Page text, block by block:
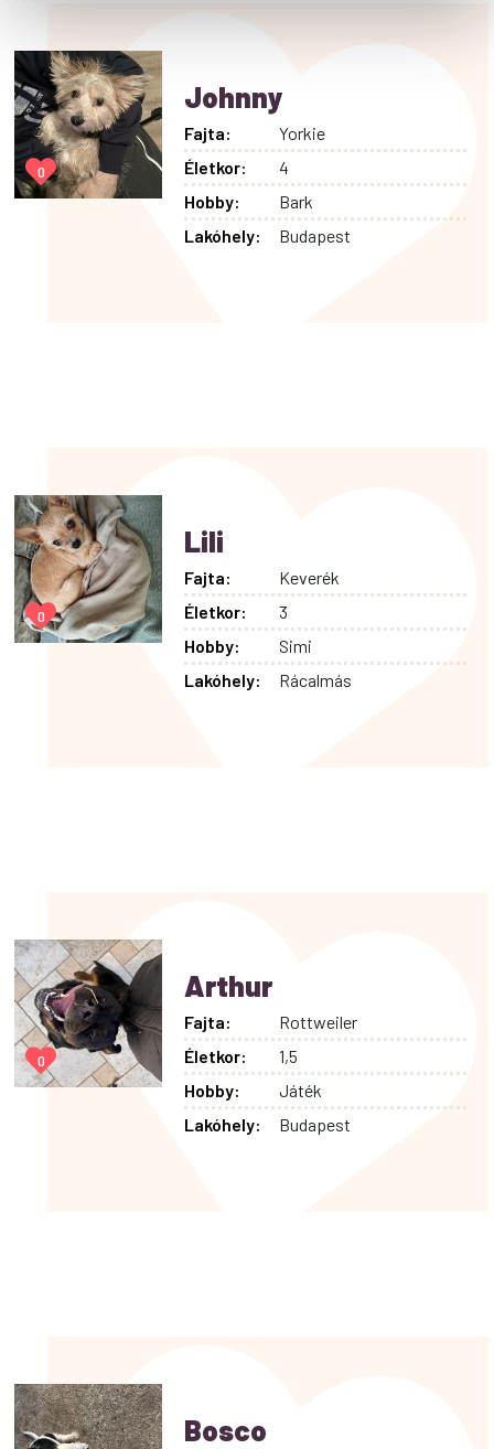
0
Johnny
Fajta:
Yorkie
Életkor:
4
Hobby:
Bark
Lakóhely:
Budapest
0
Lili
Fajta:
Keverék
Életkor:
3
Hobby:
Simi
Lakóhely:
Rácalmás
0
Arthur
Fajta:
Rottweiler
Életkor:
1,5
Hobby:
Játék
Lakóhely:
Budapest
Bosco